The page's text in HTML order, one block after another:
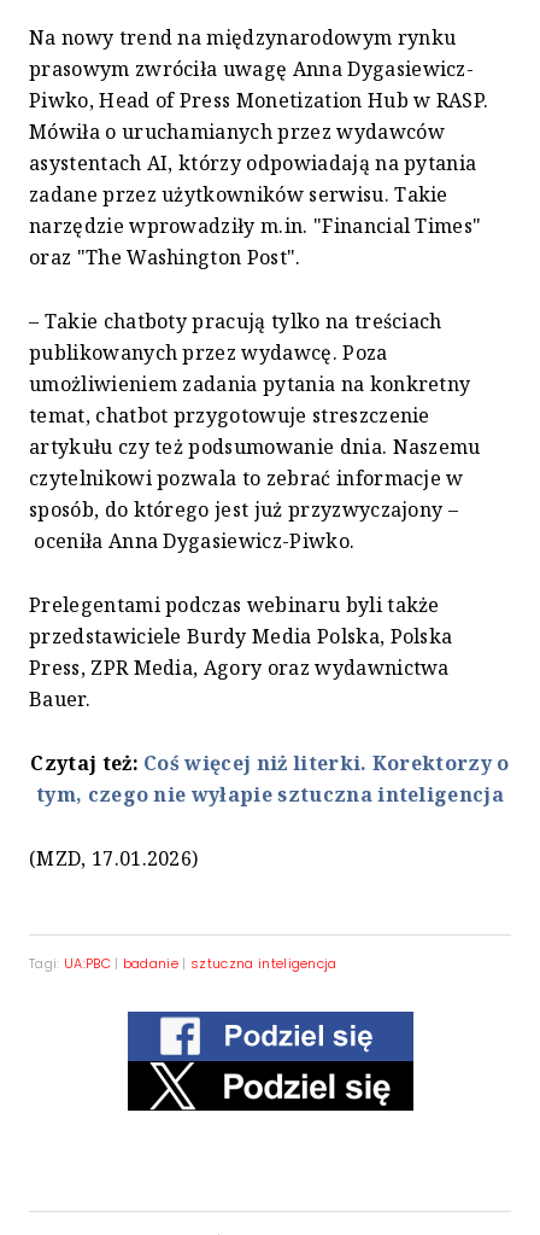
Na nowy trend na międzynarodowym rynku
prasowym zwróciła uwagę Anna Dygasiewicz-
Piwko, Head of Press Monetization Hub w RASP.
Mówiła o uruchamianych przez wydawców
asystentach AI, którzy odpowiadają na pytania
zadane przez użytkowników serwisu. Takie
narzędzie wprowadziły m.in. "Financial Times"
oraz "The Washington Post".
– Takie chatboty pracują tylko na treściach
publikowanych przez wydawcę. Poza
umożliwieniem zadania pytania na konkretny
temat, chatbot przygotowuje streszczenie
artykułu czy też podsumowanie dnia. Naszemu
czytelnikowi pozwala to zebrać informacje w
sposób, do którego jest już przyzwyczajony –
oceniła Anna Dygasiewicz-Piwko.
Prelegentami podczas webinaru byli także
przedstawiciele Burdy Media Polska, Polska
Press, ZPR Media, Agory oraz wydawnictwa
Bauer.
Czytaj też: Coś więcej niż literki. Korektorzy o
tym, czego nie wyłapie sztuczna inteligencja
(MZD, 17.01.2026)
Tagi: UA:PBC| badanie | sztuczna inteligencja